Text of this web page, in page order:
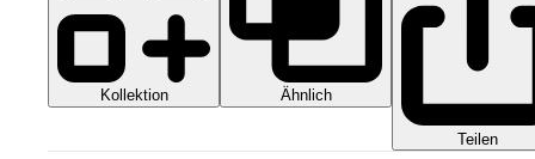
Kollektion Ähnlich
Teilen